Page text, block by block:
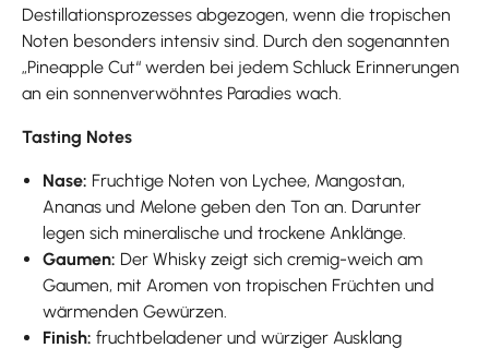
Destillationsprozesses abgezogen, wenn die tropischen
Noten besonders intensiv sind. Durch den sogenannten
„Pineapple Cut“ werden bei jedem Schluck Erinnerungen
an ein sonnenverwöhntes Paradies wach.
Tasting Notes
Nase: Fruchtige Noten von Lychee, Mangostan,
Ananas und Melone geben den Ton an. Darunter
legen sich mineralische und trockene Anklänge.
Gaumen: Der Whisky zeigt sich cremig-weich am
Gaumen, mit Aromen von tropischen Früchten und
wärmenden Gewürzen.
Finish: fruchtbeladener und würziger Ausklang